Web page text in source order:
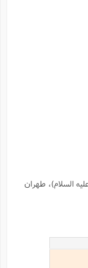
السلام)، طهران